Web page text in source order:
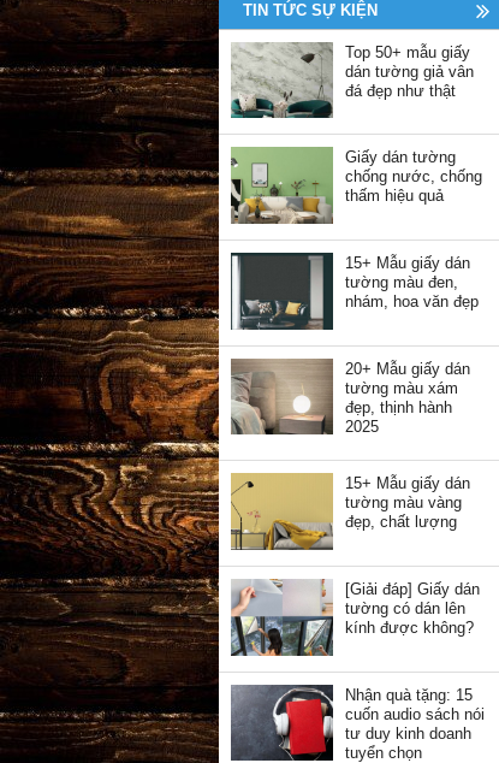
TIN TỨC SỰ KIỆN
Top 50+ mẫu giấy
dán tường giả vân
đá đẹp như thật
Giấy dán tường
chống nước, chống
thấm hiệu quả
15+ Mẫu giấy dán
tường màu đen,
nhám, hoa văn đẹp
20+ Mẫu giấy dán
tường màu xám
đẹp, thịnh hành
2025
15+ Mẫu giấy dán
tường màu vàng
đẹp, chất lượng
[Giải đáp] Giấy dán
tường có dán lên
kính được không?
Nhận quà tặng: 15
cuốn audio sách nói
tư duy kinh doanh
tuyển chọn